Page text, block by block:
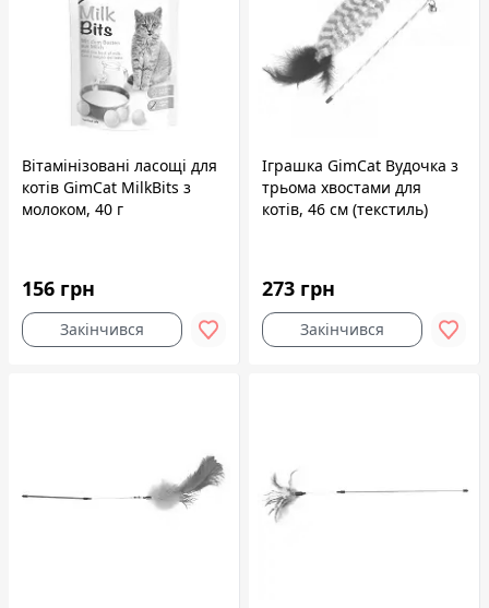
Вітамінізовані ласощі для
котів GimCat MilkBits з
молоком, 40 г
156 грн
Закінчився
Іграшка GimCat Вудочка з
трьома хвостами для
котів, 46 см (текстиль)
273 грн
Закінчився